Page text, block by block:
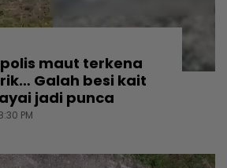
maut terkena
Galah besi kait
jadi punca
PM